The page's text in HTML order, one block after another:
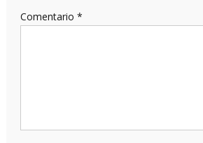
Comentario *